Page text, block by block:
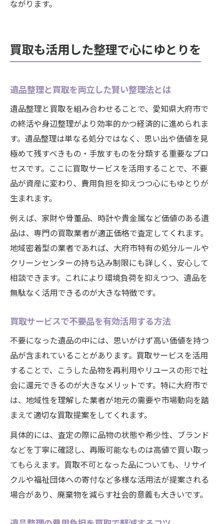
ながります。
買取も活用した整理で心にゆとりを
遺品整理と買取を両立した賢い整理法とは
遺品整理と買取を組み合わせることで、愛知県大府市で
の終活や身辺整理がより効率的かつ経済的に進められま
す。遺品整理は単なる処分ではなく、思い出や価値を見
極めて残すべきもの・手放すものを分類する重要なプロ
セスです。ここに買取サービスを活用することで、不要
品が資産に変わり、費用負担を抑えつつ心にもゆとりが
生まれます。
例えば、家財や骨董品、時計や貴金属など価値のある遺
品は、専門の買取業者が適正価格で査定してくれます。
地域密着型の業者であれば、大府市特有の処分ルールや
クリーンセンターの持ち込み制限にも詳しく、安心して
相談できます。これにより環境負荷を抑えつつ、遺品を
無駄なく活用できるのが大きな特徴です。
買取サービスで不要品を有効活用する方法
不要になった遺品の中には、思いがけず高い価値を持つ
品が含まれていることがあります。買取サービスを活用
することで、こうした品物を再利用やリユースの形で社
会に還元できるのが大きなメリットです。特に大府市で
は、地域性を理解した業者が地元の需要や市場動向を踏
まえて適切な買取提案をしてくれます。
具体的には、査定の際に品物の状態や希少性、ブランド
などを丁寧に確認し、再販可能なものは高値で買い取っ
てもらえます。買取不可となった品についても、リサイ
クルや福祉団体への寄付など多様な活用法が提案される
場合があり、廃棄物を減らす社会的意義も大きいです。